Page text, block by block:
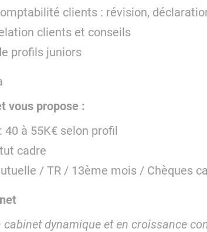
clients : révision,
clients et conseils
profils juniors
vous propose :
: 40 à 55K€ selon profil
cadre
/ TR / 13ème mois / Chèques
cabinet dynamique et en croissance